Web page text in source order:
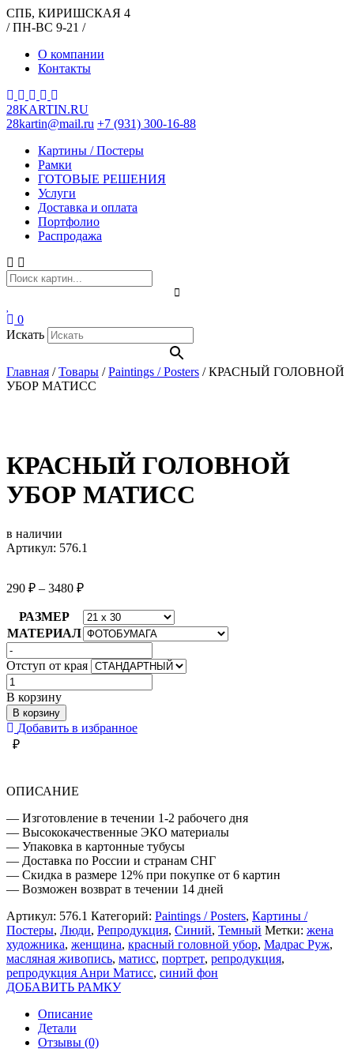
СПБ, КИРИШСКАЯ 4
/ ПН-ВС 9-21 /
О компании
Контакты
28KARTIN.RU
28kartin@mail.ru +7 (931) 300-16-88
Картины / Постеры
Рамки
ГОТОВЫЕ РЕШЕНИЯ
Услуги
Доставка и оплата
Портфолио
Распродажа
0
Искать
Главная /Товары /Paintings / Posters /КРАСНЫЙ ГОЛОВНОЙ
УБОР МАТИСС
КРАСНЫЙ ГОЛОВНОЙ
УБОР МАТИСС
в наличии
Артикул: 576.1
290 ₽ – 3480 ₽
РАЗМЕР
МАТЕРИАЛ
Отступ от края
Количество
товара
КРАСНЫЙ
ГОЛОВНОЙ
УБОР
МАТИСС
В корзину
В корзину
Добавить в избранное
₽
ОПИСАНИЕ
— Изготовление в течении 1-2 рабочего дня
— Высококачественные ЭКО материалы
— Упаковка в картонные тубусы
— Доставка по России и странам СНГ
— Скидка в размере 12% при покупке от 6 картин
— Возможен возврат в течении 14 дней
Артикул: 576.1 Категорий: Paintings / Posters, Картины /
Постеры, Люди, Репродукция, Синий, Темный Метки: жена
художника, женщина, красный головной убор, Мадрас Руж,
масляная живопись, матисс, портрет, репродукция,
репродукция Анри Матисс, синий фон
ДОБАВИТЬ РАМКУ
Описание
Детали
Отзывы (0)